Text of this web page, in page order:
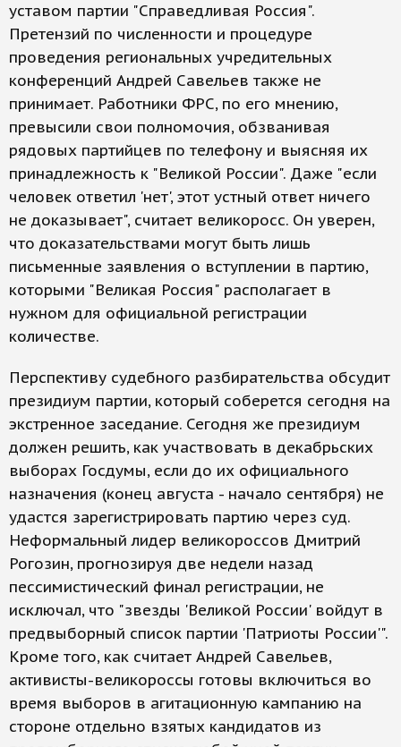
уставом партии "Справедливая Россия".
Претензий по численности и процедуре
проведения региональных учредительных
конференций Андрей Савельев также не
принимает. Работники ФРС, по его мнению,
превысили свои полномочия, обзванивая
рядовых партийцев по телефону и выясняя их
принадлежность к "Великой России". Даже "если
человек ответил 'нет', этот устный ответ ничего
не доказывает", считает великоросс. Он уверен,
что доказательствами могут быть лишь
письменные заявления о вступлении в партию,
которыми "Великая Россия" располагает в
нужном для официальной регистрации
количестве.
Перспективу судебного разбирательства обсудит
президиум партии, который соберется сегодня на
экстренное заседание. Сегодня же президиум
должен решить, как участвовать в декабрьских
выборах Госдумы, если до их официального
назначения (конец августа - начало сентября) не
удастся зарегистрировать партию через суд.
Неформальный лидер великороссов Дмитрий
Рогозин, прогнозируя две недели назад
пессимистический финал регистрации, не
исключал, что "звезды 'Великой России' войдут в
предвыборный список партии 'Патриоты России'".
Кроме того, как считает Андрей Савельев,
активисты-великороссы готовы включиться во
время выборов в агитационную кампанию на
стороне отдельно взятых кандидатов из